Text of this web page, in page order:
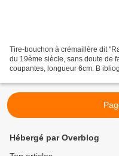
Tire-bouchon à crémaillère dit
du 19ème siècle, sans doute de
coupantes, longueur 6cm. B
Hébergé par Overblog